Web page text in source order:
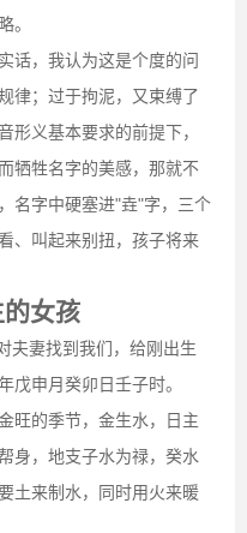
。
话，我认为这是个度的问
律；过于拘泥，又束缚了
形义基本要求的前提下，
牺牲名字的美感，那就不
名字中硬塞进"垚"字，三个
、叫起来别扭，孩子将来
女孩
夫妻找到我们，给刚出生
戊申月癸卯日壬子时。
旺的季节，金生水，日主
身，地支子水为禄，癸水
土来制水，同时用火来暖